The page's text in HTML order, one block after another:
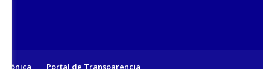
Portal de Transparencia